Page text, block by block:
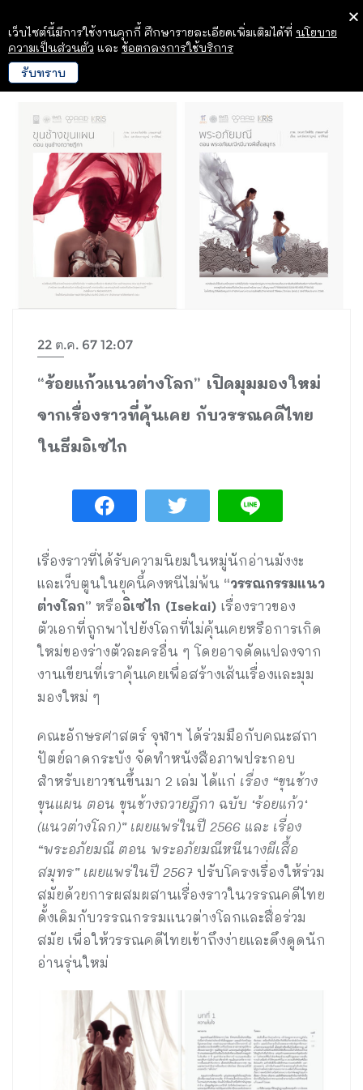
22 ต.ค. 67 12:07
“ร้อยแก้วแนวต่างโลก” เปิดมุมมองใหม่
จากเรื่องราวที่คุ้นเคย กับวรรณคดีไทย
ในธีมอิเซไก
เรื่องราวที่ได้รับความนิยมในหมู่นักอ่านมังงะ
และเว็บตูนในยุคนี้คงหนีไม่พ้น “วรรณกรรมแนว
ต่างโลก” หรืออิเซไก (Isekai) เรื่องราวของ
ตัวเอกที่ถูกพาไปยังโลกที่ไม่คุ้นเคยหรือการเกิด
ใหม่ของร่างตัวละครอื่น ๆ โดยอาจดัดแปลงจาก
งานเขียนที่เราคุ้นเคยเพื่อสร้างเส้นเรื่องและมุม
มองใหม่ ๆ
คณะอักษรศาสตร์ จุฬาฯ ได้ร่วมมือกับคณะสถา
ปัตย์ลาดกระบัง จัดทำหนังสือภาพประกอบ
สำหรับเยาวชนขึ้นมา 2 เล่ม ได้แก่ เรื่อง “ขุนช้าง
ขุนแผน ตอน ขุนช้างถวายฎีกา ฉบับ ‘ร้อยแก้ว‘
(แนวต่างโลก)” เผยแพร่ในปี 2566 และ เรื่อง
“พระอภัยมณี ตอน พระอภัยมณีหนีนางผีเสื้อ
สมุทร” เผยแพร่ในปี 2567 ปรับโครงเรื่องให้ร่วม
สมัยด้วยการผสมผสานเรื่องราวในวรรณคดีไทย
ดั้งเดิมกับวรรณกรรมแนวต่างโลกและสื่อร่วม
สมัย เพื่อให้วรรณคดีไทยเข้าถึงง่ายและดึงดูดนัก
อ่านรุ่นใหม่
เว็บไซต์นี้มีการใช้งานคุกกี้ ศึกษารายละเอียดเพิ่มเติมได้ที่ นโยบาย
ความเป็นส่วนตัว และ ข้อตกลงการใช้บริการ
รับทราบ